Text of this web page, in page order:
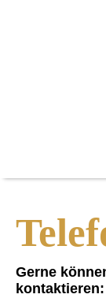
Gerne
kontaktieren: